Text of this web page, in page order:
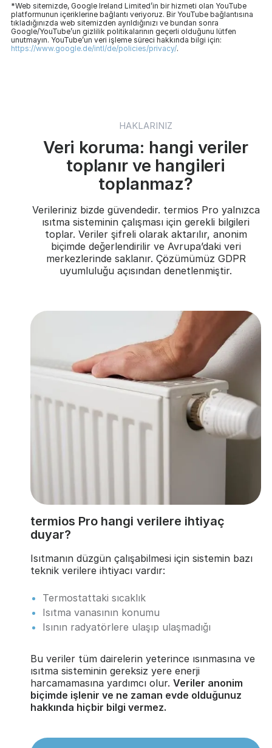
*Web sitemizde, Google Ireland Limited’in bir hizmeti olan YouTube
platformunun içeriklerine bağlantı veriyoruz. Bir YouTube bağlantısına
tıkladığınızda web sitemizden ayrıldığınızı ve bundan sonra
Google/YouTube’un gizlilik politikalarının geçerli olduğunu lütfen
unutmayın. YouTube’un veri işleme süreci hakkında bilgi için:
https://www.google.de/intl/de/policies/privacy/.
HAKLARINIZ
Veri koruma: hangi veriler
toplanır ve hangileri
toplanmaz?
Verileriniz bizde güvendedir. termios Pro yalnızca
ısıtma sisteminin çalışması için gerekli bilgileri
toplar. Veriler şifreli olarak aktarılır, anonim
biçimde değerlendirilir ve Avrupa’daki veri
merkezlerinde saklanır. Çözümümüz GDPR
uyumluluğu açısından denetlenmiştir.
termios Pro hangi verilere ihtiyaç
duyar?
Isıtmanın düzgün çalışabilmesi için sistemin bazı
teknik verilere ihtiyacı vardır:
Termostattaki sıcaklık
Isıtma vanasının konumu
Isının radyatörlere ulaşıp ulaşmadığı
Bu veriler tüm dairelerin yeterince ısınmasına ve
ısıtma sisteminin gereksiz yere enerji
harcamamasına yardımcı olur. Veriler anonim
biçimde işlenir ve ne zaman evde olduğunuz
hakkında hiçbir bilgi vermez.